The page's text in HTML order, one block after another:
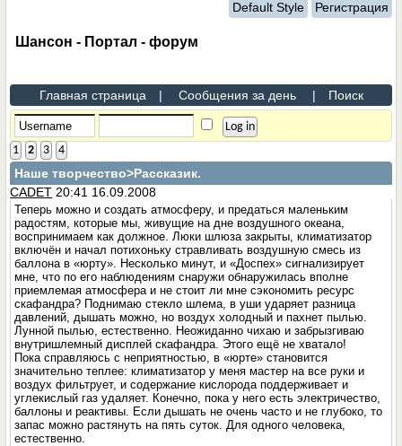
Default Style Регистрация
Шансон - Портал - форум
Главная страница | Сообщения за день | Поиск
1 2 3 4
Наше творчество>Рассказик.
CADET 20:41 16.09.2008
Теперь можно и создать атмосферу, и предаться маленьким
радостям, которые мы, живущие на дне воздушного океана,
воспринимаем как должное. Люки шлюза закрыты, климатизатор
включён и начал потихоньку стравливать воздушную смесь из
баллона в «юрту». Несколько минут, и «Доспех» сигнализирует
мне, что по его наблюдениям снаружи обнаружилась вполне
приемлемая атмосфера и не стоит ли мне сэкономить ресурс
скафандра? Поднимаю стекло шлема, в уши ударяет разница
давлений, дышать можно, но воздух холодный и пахнет пылью.
Лунной пылью, естественно. Неожиданно чихаю и забрызгиваю
внутришлемный дисплей скафандра. Этого ещё не хватало!
Пока справляюсь с неприятностью, в «юрте» становится
значительно теплее: климатизатор у меня мастер на все руки и
воздух фильтрует, и содержание кислорода поддерживает и
углекислый газ удаляет. Конечно, пока у него есть электричество,
баллоны и реактивы. Если дышать не очень часто и не глубоко, то
запас можно растянуть на пять суток. Для одного человека,
естественно.